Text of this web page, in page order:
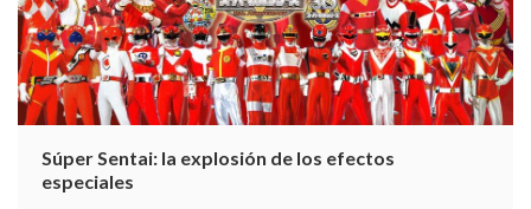
Súper Sentai: la explosión de los efectos
especiales